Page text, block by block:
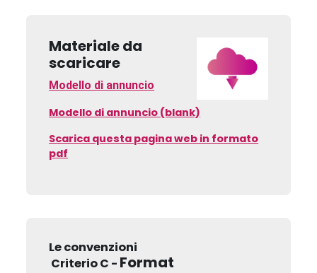
Materiale da
scaricare
Modello di annuncio
Modello di annuncio (blank)
Scarica questa pagina web in formato
pdf
Le convenzioni
Criterio C - Format